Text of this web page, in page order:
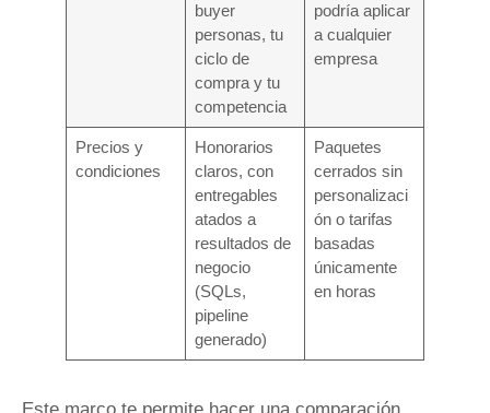
buyer
personas, tu
ciclo de
compra y tu
competencia
podría aplicar
a cualquier
empresa
Precios y
condiciones
Honorarios
claros, con
entregables
atados a
resultados de
negocio
(SQLs,
pipeline
generado)
Paquetes
cerrados sin
personalizaci
ón o tarifas
basadas
únicamente
en horas